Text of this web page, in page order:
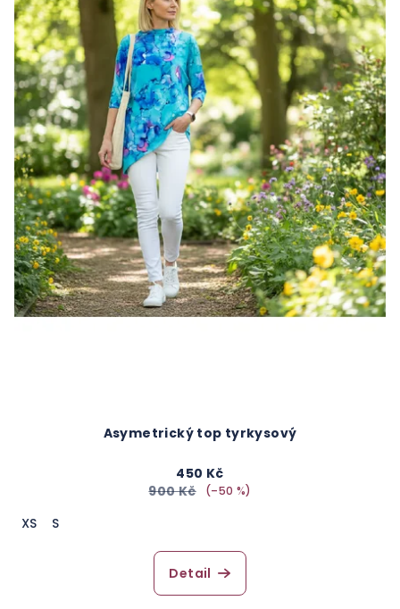
Asymetrický top tyrkysový
450 Kč
900 Kč
(–50 %)
XS S
Detail